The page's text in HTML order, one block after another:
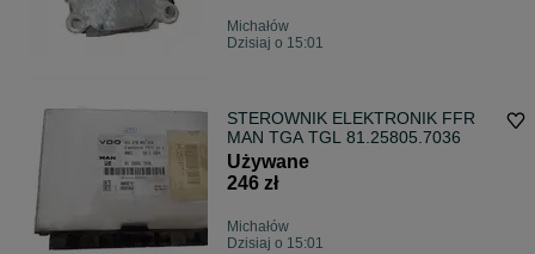
Michałów
Dzisiaj o 15:01
STEROWNIK ELEKTRONIK FFR
MAN TGA TGL 81.25805.7036
Używane
246 zł
Michałów
Dzisiaj o 15:01